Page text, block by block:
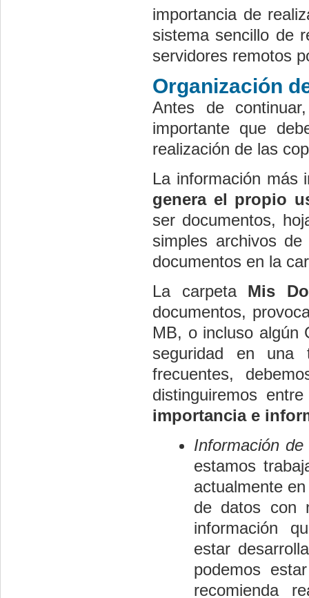
importancia de
sistema sencillo de
servidores remotos
Organización
Antes de
importante que
realización de las
La información más
genera el propio
ser documentos,
simples archivos
documentos en la
La carpeta Mis
documentos,
MB, o incluso algún
seguridad en una
frecuentes,
distinguiremos
importancia e
Información
estamos
actualmente
de datos con
información
estar
podemos
recomienda